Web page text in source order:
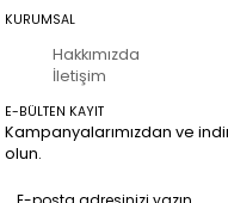
KURUMSAL
Hakkımızda
İletişim
E-BÜLTEN KAYIT
Kampanyalarımızdan ve
olun.